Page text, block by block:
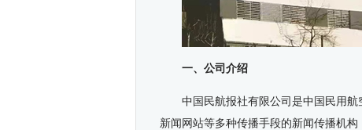
一、公司介绍
中国民航报社有限公司是中国民用航
新闻网站等多种传播手段的新闻传播机